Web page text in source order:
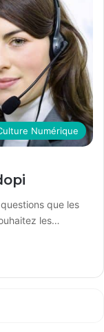
Numérique
que les
les…